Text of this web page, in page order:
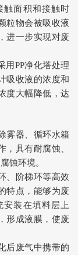
触面积和接触时
粒物会被吸收液
进一步实现对废
用PP净化塔处理
吸收液的浓度和
度大幅降低，达
雾器、循环水箱
，具有耐腐蚀、
蚀环境。
、阶梯环等高效
特点，能够为废
安装在填料层上
形成液膜，使废
后废气中携带的